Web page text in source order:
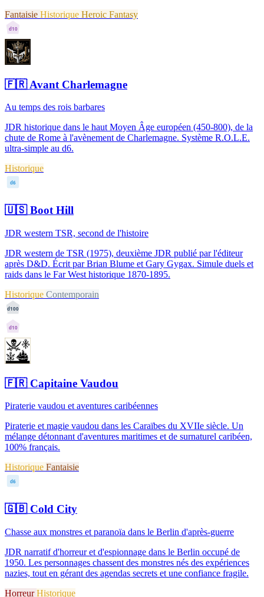
Fantaisie Historique Heroic Fantasy
d10
🇫🇷Avant Charlemagne
Au temps des rois barbares
JDR historique dans le haut Moyen Âge européen (450-800), de la
chute de Rome à l'avènement de Charlemagne. Système R.O.L.E.
ultra-simple au d6.
Historique
d6
🇺🇸Boot Hill
JDR western TSR, second de l'histoire
JDR western de TSR (1975), deuxième JDR publié par l'éditeur
après D&D. Écrit par Brian Blume et Gary Gygax. Simule duels et
raids dans le Far West historique 1870-1895.
Historique Contemporain
d100
d10
🇫🇷Capitaine Vaudou
Piraterie vaudou et aventures caribéennes
Piraterie et magie vaudou dans les Caraïbes du XVIIe siècle. Un
mélange détonnant d'aventures maritimes et de surnaturel caribéen,
100% français.
Historique Fantaisie
d6
🇬🇧Cold City
Chasse aux monstres et paranoïa dans le Berlin d'après-guerre
JDR narratif d'horreur et d'espionnage dans le Berlin occupé de
1950. Les personnages chassent des monstres nés des expériences
nazies, tout en gérant des agendas secrets et une confiance fragile.
HorreurHistorique